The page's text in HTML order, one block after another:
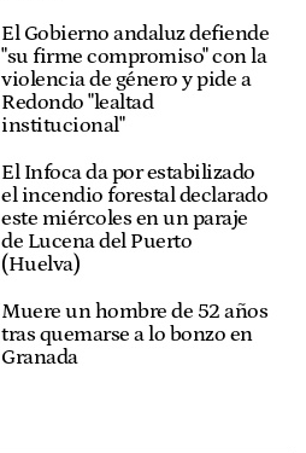
El Gobierno andaluz defiende
"su firme compromiso" con la
violencia de género y pide a
Redondo "lealtad
institucional"
El Infoca da por estabilizado
el incendio forestal declarado
este miércoles en un paraje
de Lucena del Puerto
(Huelva)
Muere un hombre de 52 años
tras quemarse a lo bonzo en
Granada